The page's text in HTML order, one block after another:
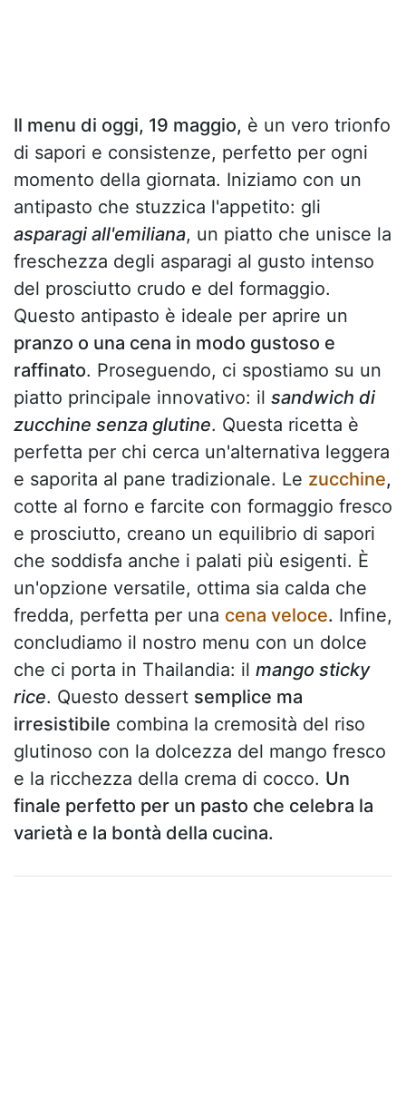
Il menu di oggi, 19 maggio, è un vero trionfo
di sapori e consistenze, perfetto per ogni
momento della giornata. Iniziamo con un
antipasto che stuzzica l'appetito: gli
asparagi all'emiliana, un piatto che unisce la
freschezza degli asparagi al gusto intenso
del prosciutto crudo e del formaggio.
Questo antipasto è ideale per aprire un
pranzo o una cena in modo gustoso e
raffinato. Proseguendo, ci spostiamo su un
piatto principale innovativo: il sandwich di
zucchine senza glutine. Questa ricetta è
perfetta per chi cerca un'alternativa leggera
e saporita al pane tradizionale. Le zucchine,
cotte al forno e farcite con formaggio fresco
e prosciutto, creano un equilibrio di sapori
che soddisfa anche i palati più esigenti. È
un'opzione versatile, ottima sia calda che
fredda, perfetta per una cena veloce. Infine,
concludiamo il nostro menu con un dolce
che ci porta in Thailandia: il mango sticky
rice. Questo dessert semplice ma
irresistibile combina la cremosità del riso
glutinoso con la dolcezza del mango fresco
e la ricchezza della crema di cocco. Un
finale perfetto per un pasto che celebra la
varietà e la bontà della cucina.